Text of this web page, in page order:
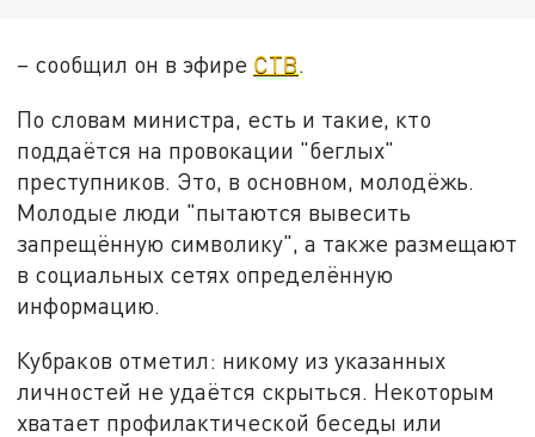
– сообщил он в эфире СТВ.
По словам министра, есть и такие, кто
поддаётся на провокации "беглых"
преступников. Это, в основном, молодёжь.
Молодые люди "пытаются вывесить
запрещённую символику", а также размещают
в социальных сетях определённую
информацию.
Кубраков отметил: никому из указанных
личностей не удаётся скрыться. Некоторым
хватает профилактической беседы или